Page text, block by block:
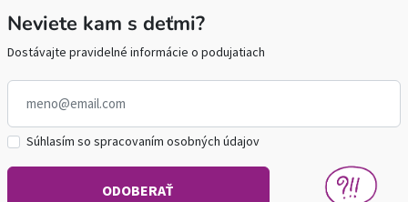
Neviete kam s deťmi?
Dostávajte pravidelné informácie o podujatiach
Súhlasím so spracovaním osobných údajov